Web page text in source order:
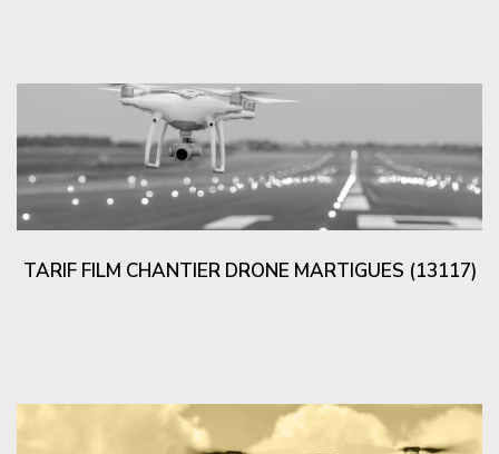
TARIF FILM CHANTIER DRONE MARTIGUES (13117)